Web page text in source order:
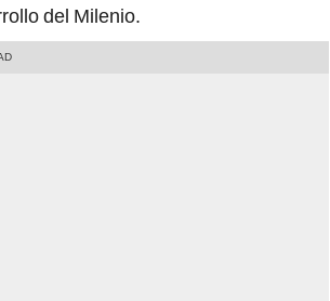
del Milenio.